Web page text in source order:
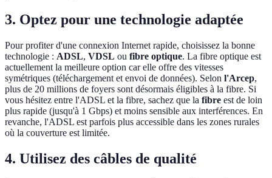
3. Optez pour une technologie adaptée
Pour profiter d'une connexion Internet rapide, choisissez la bonne
technologie : ADSL, VDSL ou fibre optique. La fibre optique est
actuellement la meilleure option car elle offre des vitesses
symétriques (téléchargement et envoi de données). Selon l'Arcep,
plus de 20 millions de foyers sont désormais éligibles à la fibre. Si
vous hésitez entre l'ADSL et la fibre, sachez que la fibre est de loin
plus rapide (jusqu'à 1 Gbps) et moins sensible aux interférences. En
revanche, l'ADSL est parfois plus accessible dans les zones rurales
où la couverture est limitée.
4. Utilisez des câbles de qualité